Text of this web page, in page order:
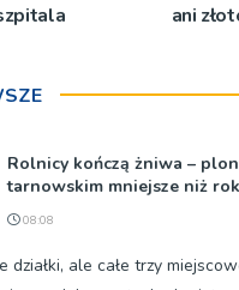
ani
Rolnicy kończą żniwa –
tarnowskim mniejsze niż
08:08
działki, ale całe trzy